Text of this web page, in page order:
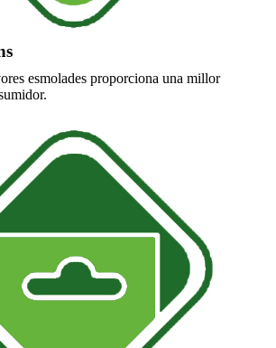
esmolades proporciona una millor